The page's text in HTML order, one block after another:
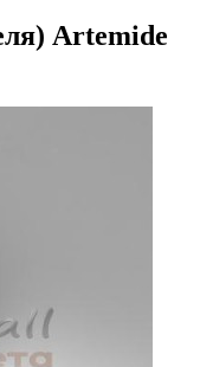
Artemide